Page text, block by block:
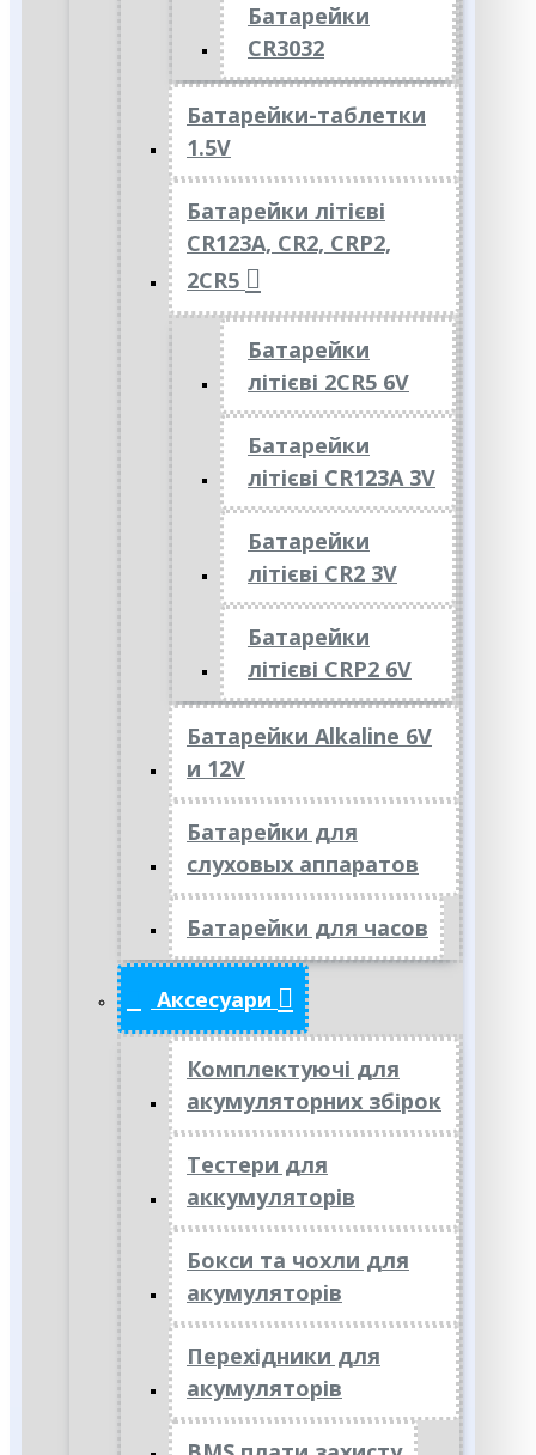
Батарейки
CR3032
Батарейки-таблетки
1.5V
Батарейки літієві
CR123A, CR2, CRP2,
2CR5
Батарейки
літієві 2CR5 6V
Батарейки
літієві CR123A 3V
Батарейки
літієві CR2 3V
Батарейки
літієві CRP2 6V
Батарейки Alkaline 6V
и 12V
Батарейки для
слуховых аппаратов
Батарейки для часов
Аксесуари
Комплектуючі для
акумуляторних збірок
Тестери для
аккумуляторів
Бокси та чохли для
акумуляторів
Перехідники для
акумуляторів